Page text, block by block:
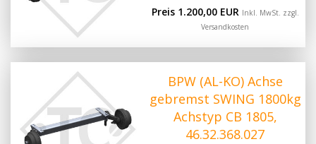
Preis 1.200,00 EUR Inkl. MwSt. zzgl.
Versandkosten
BPW (AL-KO) Achse
gebremst SWING 1800kg
Achstyp CB 1805,
46.32.368.027